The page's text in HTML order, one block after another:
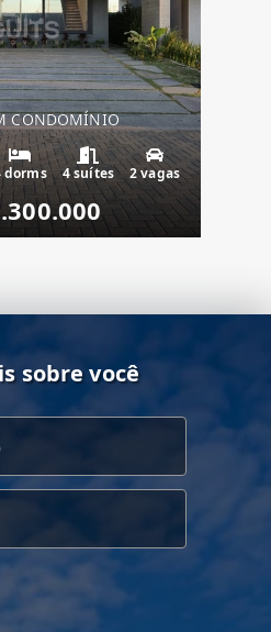
CONDOMÍNIO
dorms 4 suítes 2 vagas
sobre você